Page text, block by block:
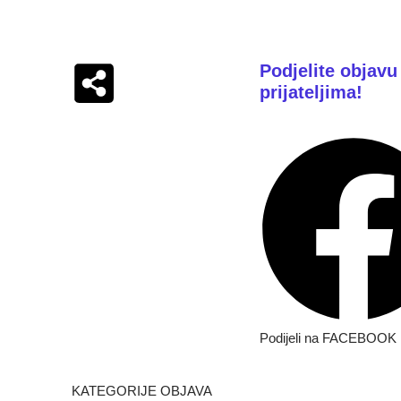
Podjelite
prijateljima!
Podijeli na FACEBOOK
KATEGORIJE OBJAVA